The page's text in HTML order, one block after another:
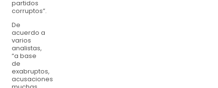
partidos
corruptos”.
De
acuerdo a
varios
analistas,
“a base
de
exabruptos,
acusaciones